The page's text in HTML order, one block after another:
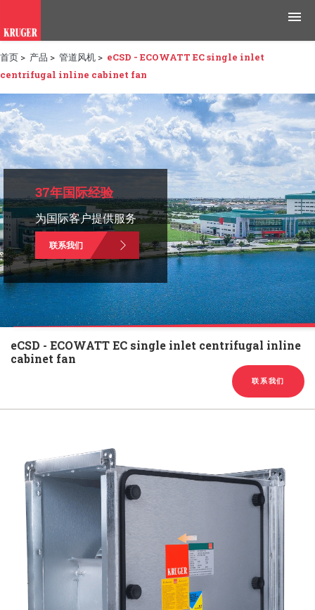
产品
应用领域
工具与资源
新闻媒体
为什么选择科禄格
招聘
联系我们
English | Chinese
首页 > 产品 > 管道风机 > eCSD - ECOWATT EC single inlet
centrifugal inline cabinet fan
37年国际经验
为国际客户提供服务
联系我们
eCSD - ECOWATT EC single inlet centrifugal inline
cabinet fan
联系我们